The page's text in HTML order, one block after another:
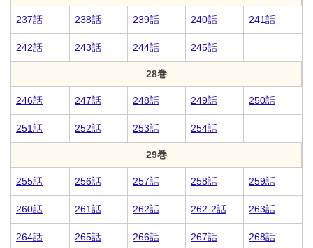
237話 238話 239話 240話 241話
242話 243話 244話 245話
28巻
246話 247話 248話 249話 250話
251話 252話 253話 254話
29巻
255話 256話 257話 258話 259話
260話 261話 262話 262-2話 263話
264話 265話 266話 267話 268話